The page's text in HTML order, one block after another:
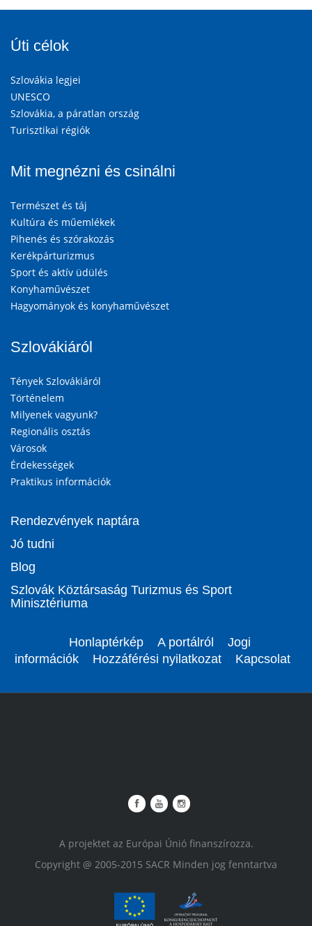
Úti célok
Szlovákia legjei
UNESCO
Szlovákia, a páratlan ország
Turisztikai régiók
Mit megnézni és csinálni
Természet és táj
Kultúra és műemlékek
Pihenés és szórakozás
Kerékpárturizmus
Sport és aktív üdülés
Konyhaművészet
Hagyományok és konyhaművészet
Szlovákiáról
Tények Szlovákiáról
Történelem
Milyenek vagyunk?
Regionális osztás
Városok
Érdekességek
Praktikus információk
Rendezvények naptára
Jó tudni
Blog
Szlovák Köztársaság Turizmus és Sport
Minisztériuma
Honlaptérkép A portálról
Jogi
információk
Hozzáférési nyilatkozat Kapcsolat
A projektet az Európai Únió finanszírozza.
Copyright @ 2005-2015 SACR Minden jog fenntartva